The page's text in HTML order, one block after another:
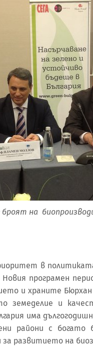
броят на
в
програмен
и храните
земеделие и
има
райони с богато
развитието на